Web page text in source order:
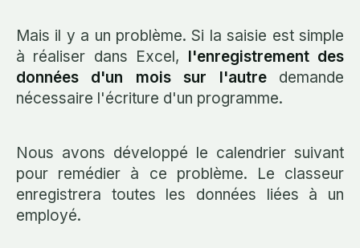
Mais il y a un problème. Si la saisie est simple
à réaliser dans Excel, l'enregistrement des
données d'un mois sur l'autre demande
nécessaire l'écriture d'un programme.
Nous avons développé le calendrier suivant
pour remédier à ce problème. Le classeur
enregistrera toutes les données liées à un
employé.